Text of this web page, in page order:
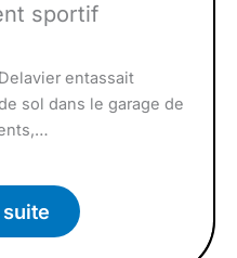
sportif
entassait
sol dans le garage de